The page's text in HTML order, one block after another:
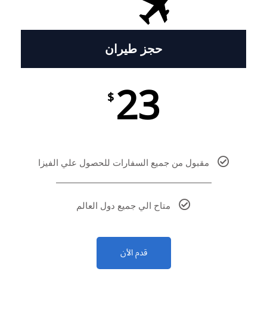
حجز طيران
23
$
مقبول من جميع السفارات للحصول علي الفيزا
متاح الي جميع دول العالم
قدم الأن